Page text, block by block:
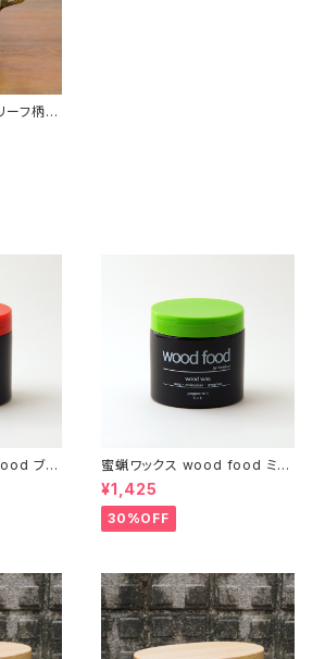
ーフ柄
伝統工
器 うつ
ブラ
】【ギフ
お誕生
蜜蝋ワックス wood food ミン
ト【DIY】【木工】【ギフト プレゼン
ト】【父の日 お誕生日】
¥1,425
30%OFF